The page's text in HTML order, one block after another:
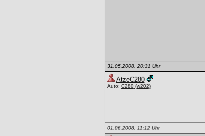
31.05.2008, 20:31 Uhr
AtzeC280
Auto: C280(w202)
01.06.2008, 11:12 Uhr